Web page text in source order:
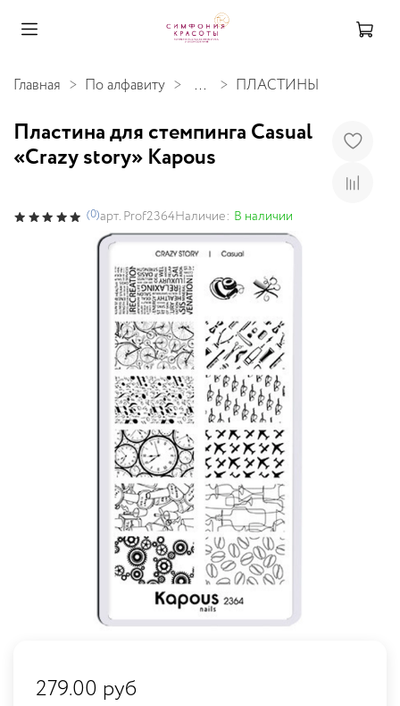
Главная По алфавиту ... ПЛАСТИНЫ
Пластина для стемпинга Casual
«Crazy story» Kapous
(0)арт.Prof2364Наличие: В наличии
279.00 руб